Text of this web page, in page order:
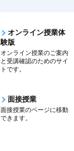
オンライン授業体
験版
オンライン授業のご案内
と受講確認のためのサイ
トです。
面接授業
面接授業のページに移動
できます。